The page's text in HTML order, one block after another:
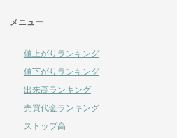
メニュー
値上がりランキング
値下がりランキング
出来高ランキング
売買代金ランキング
ストップ高